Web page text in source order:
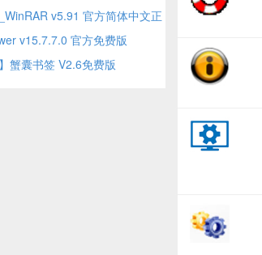
v5.91 官方简体中文正
v15.7.7.0 官方免费版
蟹囊书签 V2.6免费版